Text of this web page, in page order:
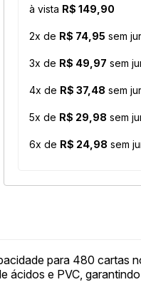
à vista R$ 149,90
2x de R$ 74,95 sem
3x de R$ 49,97 sem
4x de R$ 37,48 sem
5x de R$ 29,98 sem
6x de R$ 24,98 sem
para 480 cartas
ácidos e PVC,